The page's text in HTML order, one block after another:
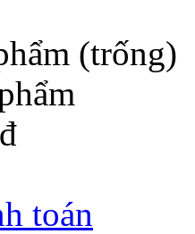
(trống)
toán